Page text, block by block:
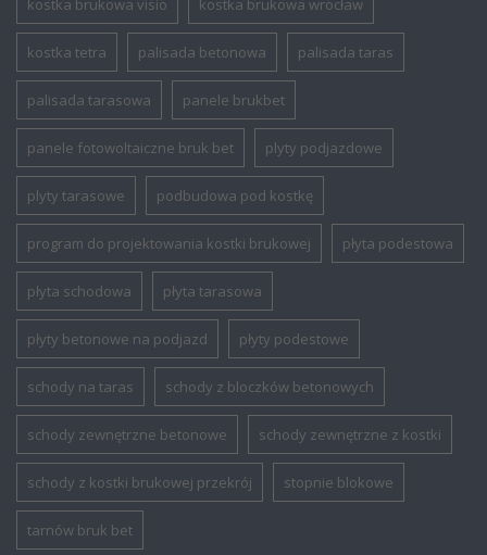
kostka brukowa visio kostka brukowa wrocław
kostka tetra palisada betonowa palisada taras
palisada tarasowa panele brukbet
panele fotowoltaiczne bruk bet plyty podjazdowe
plyty tarasowe podbudowa pod kostkę
program do projektowania kostki brukowej płyta podestowa
płyta schodowa płyta tarasowa
płyty betonowe na podjazd płyty podestowe
schody na taras schody z bloczków betonowych
schody zewnętrzne betonowe schody zewnętrzne z kostki
schody z kostki brukowej przekrój stopnie blokowe
tarnów bruk bet